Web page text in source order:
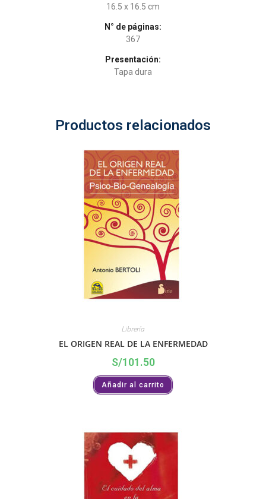
16.5 x 16.5 cm
N° de páginas:
367
Presentación:
Tapa dura
Productos relacionados
Librería
EL ORIGEN REAL DE LA ENFERMEDAD
S/101.50
Añadir al carrito